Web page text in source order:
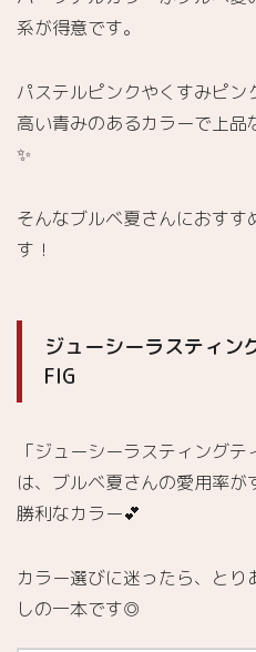
系が得意です。
パステルピンクやくすみピ
高い青みのあるカラーで上
✨
そんなブルベ夏さんにおすす
す！
ジューシーラスティン
FIG
「ジューシーラスティング
は、ブルベ夏さんの愛用率
勝利なカラー💕
カラー選びに迷ったら、と
しの一本です◎